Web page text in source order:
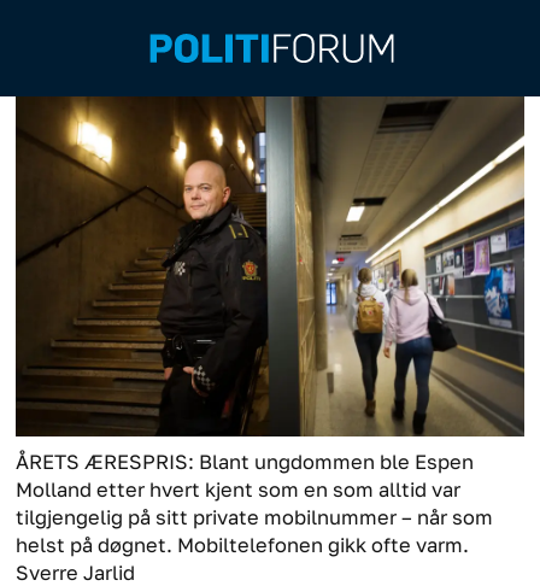
ÅRETS ÆRESPRIS: Blant ungdommen ble Espen
Molland etter hvert kjent som en som alltid var
tilgjengelig på sitt private mobilnummer – når som
helst på døgnet. Mobiltelefonen gikk ofte varm.
Sverre Jarlid